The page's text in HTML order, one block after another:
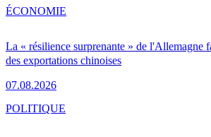
La « résilience surprenante » de l'Allemagne
des exportations chinoises
07.08.2026
ÉCONOMIE
POLITIQUE